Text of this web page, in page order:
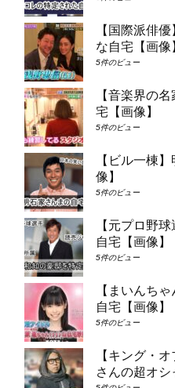
【国際派俳
な自宅【画像
5件のビュー
【音楽界の
宅【画像】
5件のビュー
【ビル一棟
像】
5件のビュー
【元プロ野
自宅【画像】
5件のビュー
【まいんち
自宅【画像】
5件のビュー
【キング・
さんの超オシ